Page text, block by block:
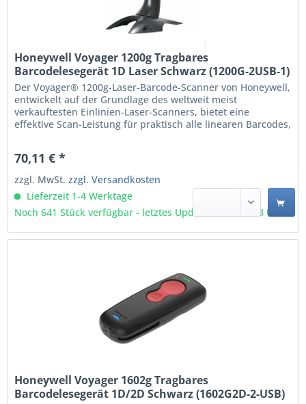
Honeywell Voyager 1200g Tragbares
Barcodelesegerät 1D Laser Schwarz (1200G-2USB-1)
Der Voyager® 1200g-Laser-Barcode-Scanner von Honeywell,
entwickelt auf der Grundlage des weltweit meist
verkauftesten Einlinien-Laser-Scanners, bietet eine
effektive Scan-Leistung für praktisch alle linearen Barcodes,
Standfußerkennung und -konfiguration sorgen für...
70,11 € *
zzgl. MwSt.zzgl. Versandkosten
Lieferzeit 1-4 Werktage
Noch 641 Stück verfügbar - letztes Update 06.08 - 3:03 Uhr
Honeywell Voyager 1602g Tragbares
Barcodelesegerät 1D/2D Schwarz (1602G2D-2-USB)